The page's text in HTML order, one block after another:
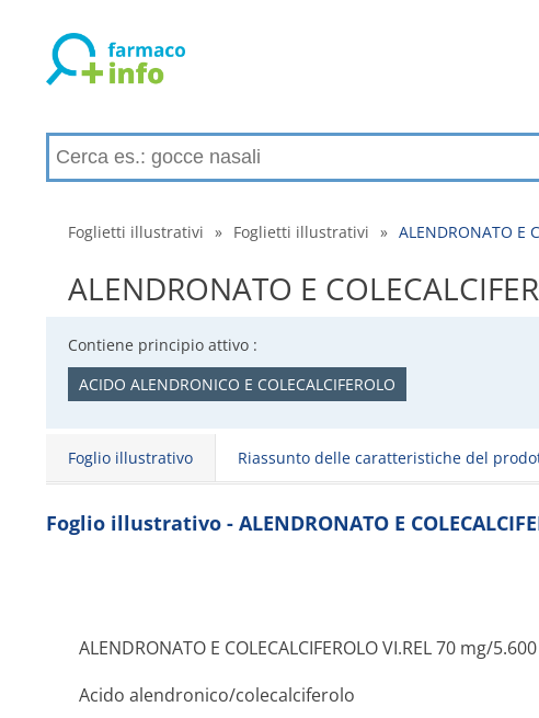
Foglietti illustrativi » Foglietti illustrativi » ALENDRONATO E
ALENDRONATO E
Contiene principio attivo :
ACIDO ALENDRONICO E COLECALCIFEROLO
Foglio illustrativo Riassunto delle caratteristiche del
Foglio illustrativo - ALENDRONATO E
ALENDRONATO E COLECALCIFEROLO VI.REL 70 mg/
Acido alendronico/co­lecalciferolo